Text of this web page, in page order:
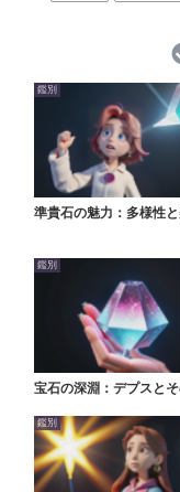
鑑別
準貴石の魅力：多様性
鑑別
宝石の深淵：デプスと
鑑別